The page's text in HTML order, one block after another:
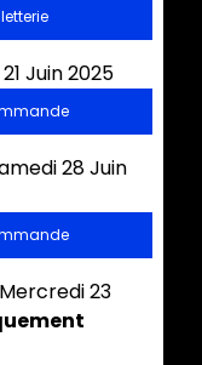
Juin 2025
28 Juin
23